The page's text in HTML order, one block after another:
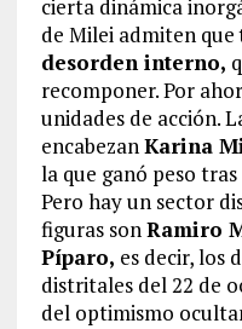
cierta dinámica
de Milei admiten que
desorden interno,
recomponer. Por
unidades de acción.
encabezanKarina
la que ganó peso
Pero hay un sector
figuras sonRamiro
Píparo, es decir, los
distritales del 22 de
del optimismo